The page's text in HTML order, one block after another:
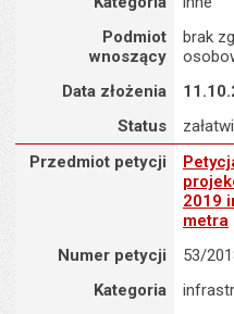
Podmiot
wnoszący
brak
Data złożenia
Status
Przedmiot petycji : Petycja
Przedmiot petycji
2019
metra
Numer petycji
53/
Kategoria